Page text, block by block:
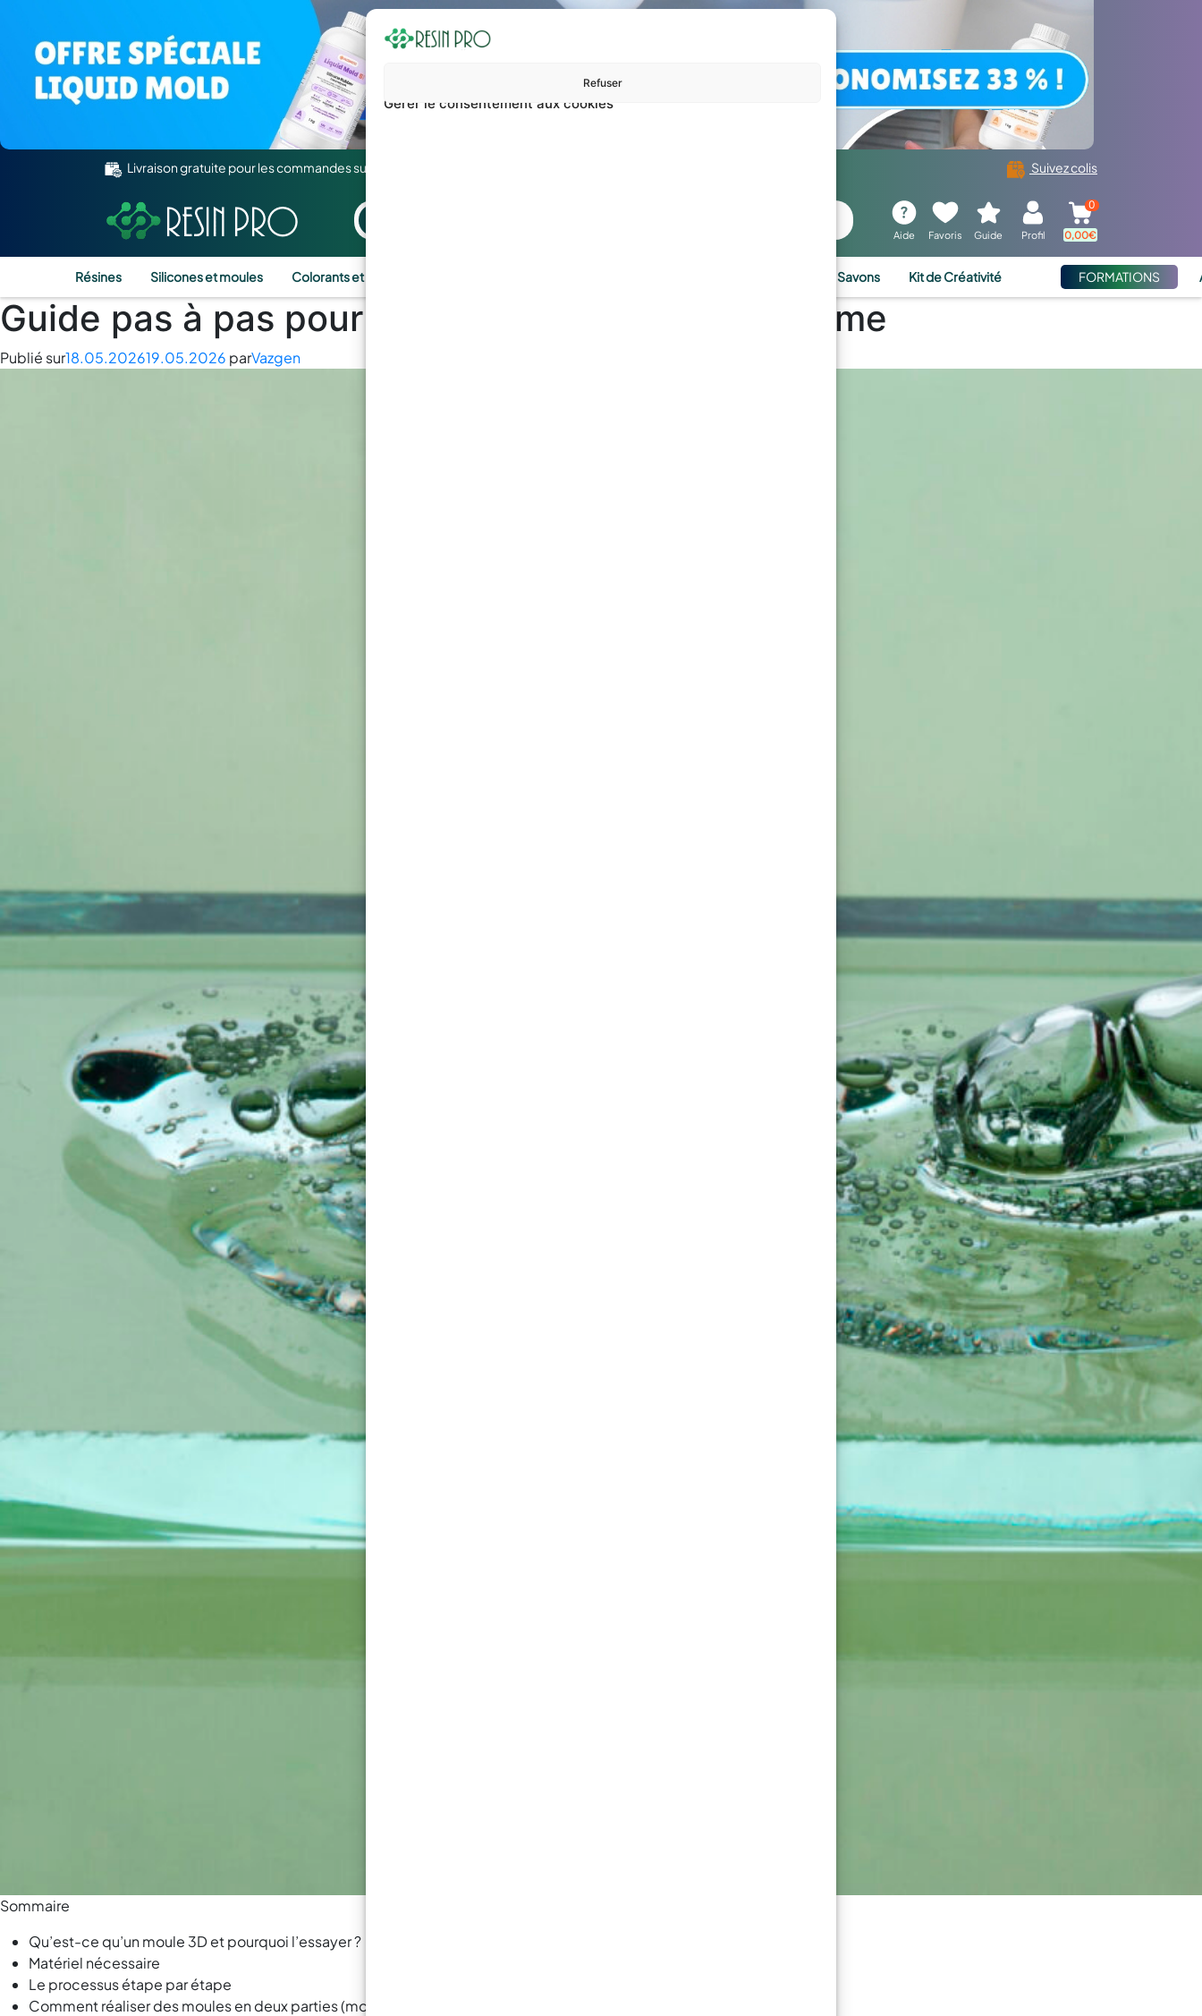
Gérer le consentement aux cookies
Refuser
Livraison gratuite pour les commandes supérieures à 99 € Suivez colis
Aide Favoris Guide Profil
0
0,00€
Résines Silicones et moules Colorants et Pigments Bougies et Savons Kit de Créativité FORMATIONS
Guide pas à pas pour réaliser des figures en volume
Publié sur18.05.202619.05.2026 parVazgen
Sommaire
Qu’est-ce qu’un moule 3D et pourquoi l’essayer ?
Matériel nécessaire
Le processus étape par étape
Comment réaliser des moules en deux parties (moule type « livre »)